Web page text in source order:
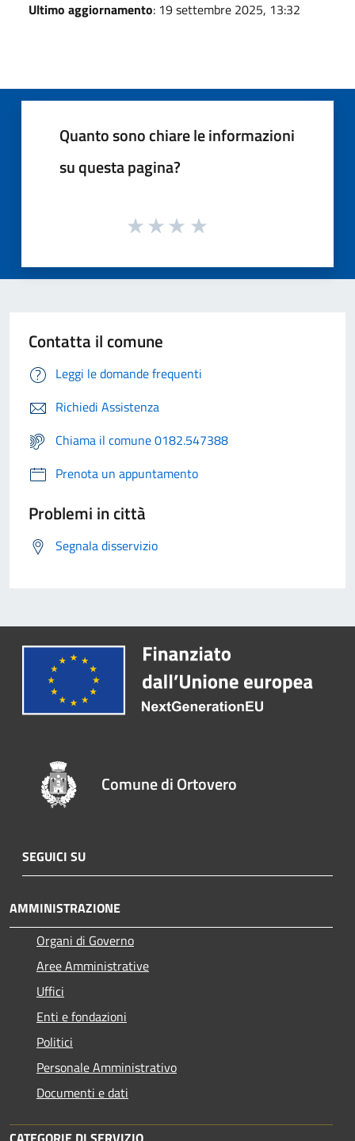
Ultimo aggiornamento: 19 settembre 2025, 13:32
Quanto sono chiare le informazioni
su questa pagina?
Contatta il comune
Leggi le domande frequenti
Richiedi Assistenza
Chiama il comune 0182.547388
Prenota un appuntamento
Problemi in città
Segnala disservizio
Comune di Ortovero
SEGUICI SU
AMMINISTRAZIONE
Organi di Governo
Aree Amministrative
Uffici
Enti e fondazioni
Politici
Personale Amministrativo
Documenti e dati